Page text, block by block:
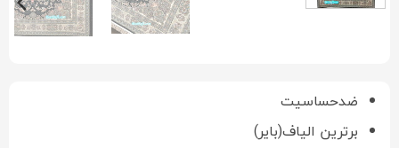
ضدحساسیت
برترین الیاف(بایر)